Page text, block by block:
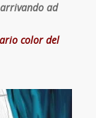
ad
color del